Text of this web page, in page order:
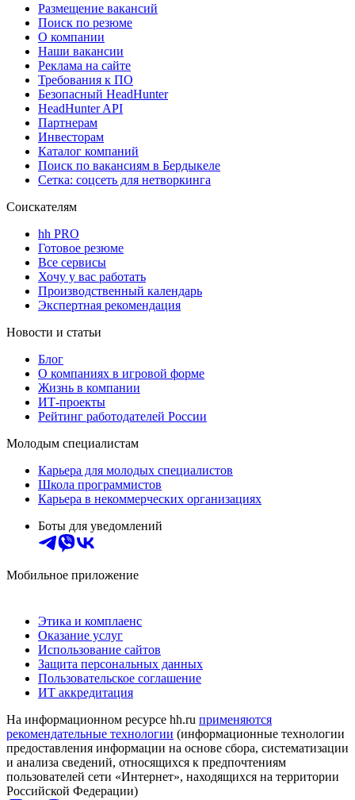
Размещение вакансий
Поиск по резюме
О компании
Наши вакансии
Реклама на сайте
Требования к ПО
Безопасный HeadHunter
HeadHunter API
Партнерам
Инвесторам
Каталог компаний
Поиск по вакансиям в Бердыкеле
Сетка: соцсеть для нетворкинга
Соискателям
hh PRO
Готовое резюме
Все сервисы
Хочу у вас работать
Производственный календарь
Экспертная рекомендация
Новости и статьи
Блог
О компаниях в игровой форме
Жизнь в компании
ИТ-проекты
Рейтинг работодателей России
Молодым специалистам
Карьера для молодых специалистов
Школа программистов
Карьера в некоммерческих организациях
Боты для уведомлений
Мобильное приложение
Этика и комплаенс
Оказание услуг
Использование сайтов
Защита персональных данных
Пользовательское соглашение
ИТ аккредитация
На информационном ресурсе hh.ru применяются
рекомендательные технологии (информационные технологии
предоставления информации на основе сбора, систематизации
и анализа сведений, относящихся к предпочтениям
пользователей сети «Интернет», находящихся на территории
Российской Федерации)